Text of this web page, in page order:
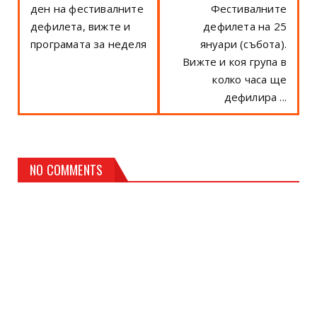
ден на фестивалните
дефилета, вижте и
програмата за неделя
Фестивалните
дефилета на 25
януари (събота).
Вижте и коя група в
колко часа ще
дефилира ...
NO COMMENTS